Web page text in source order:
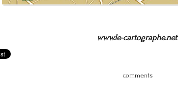
www.le-cartographe.net
comments